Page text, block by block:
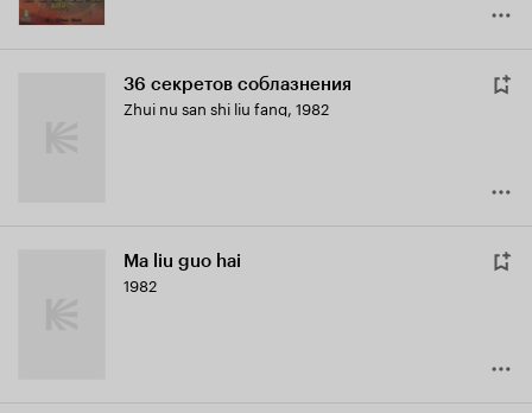
36 секретов соблазнения
Zhui nu san shi liu fang, 1982
Ma liu guo hai
1982